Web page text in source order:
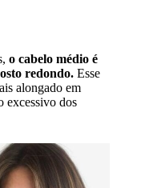
o cabelo médio é
redondo. Esse
alongado em
excessivo dos